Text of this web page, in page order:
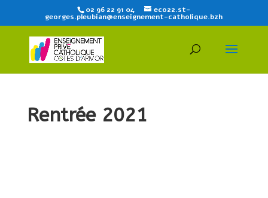
02 96 22 91 04 eco22.st-
georges.pleubian@enseignement-catholique.bzh
Rentrée 2021